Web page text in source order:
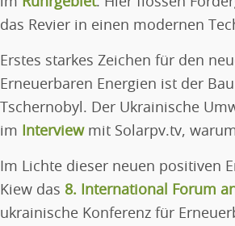
das Revier in einen modernen
Erstes starkes Zeichen für den
Erneuerbaren Energien ist der
Tschernobyl. Der Ukrainische
im
Interviewmit Solarpv.tv,
Im Lichte dieser neuen positiven
Kiew das 8. International Forum
ukrainische Konferenz für